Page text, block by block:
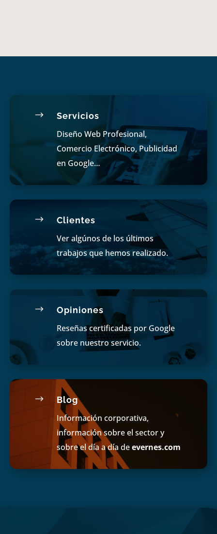
$ Servicios
Diseño Web Profesional,
Comercio Electrónico, Publicidad
en Google…
$ Clientes
Ver algúnos de los últimos
trabajos que hemos realizado.
$ Opiniones
Reseñas certificadas por Google
sobre nuestro servicio.
$ Blog
Información corporativa,
información sobre el sector y
sobre el día a día deevernes.com